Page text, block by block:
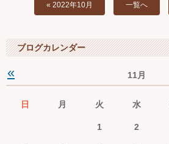
お問い合わせ
ジュニアオケブログ
« 2022年10月 一覧へ
ブログカレンダー
« 11月
日 月 火 水
1 2